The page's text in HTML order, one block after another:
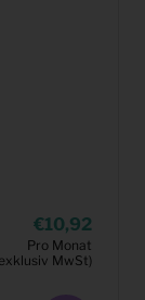
10,92
Pro Monat
MwSt)